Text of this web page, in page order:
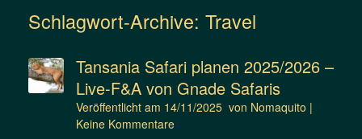
Schlagwort-Archive: Travel
Tansania Safari planen 2025/2026 –
Live-F&A von Gnade Safaris
Veröffentlicht am 14/11/2025 von Nomaquito |
Keine Kommentare